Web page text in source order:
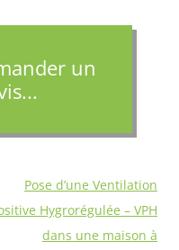
un
Pose d’une Ventilation
Hygrorégulée – VPH
dans une maison à